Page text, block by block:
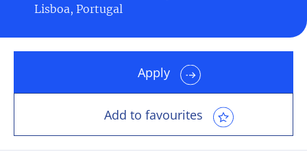
Lisboa, Portugal
Apply
Add to favourites